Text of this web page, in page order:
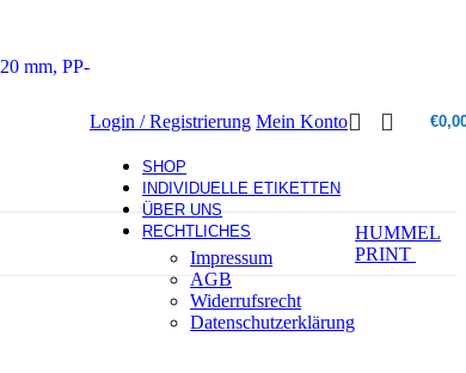
Login / Registrierung Mein Konto €
mm, PP-
SHOP
INDIVIDUELLE ETIKETTEN
ÜBER UNS
RECHTLICHES
Impressum
AGB
Widerrufsrecht
Datenschutzerklärung
HUMMEL
PRINT